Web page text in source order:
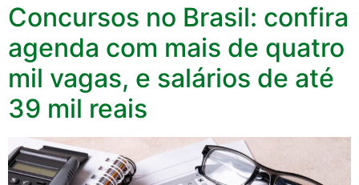
Concursos no Brasil: confira
agenda com mais de quatro
mil vagas, e salários de até
39 mil reais